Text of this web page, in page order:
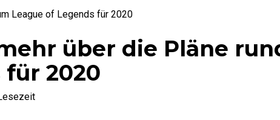
League of Legends für 2020
über die Pläne
für 2020